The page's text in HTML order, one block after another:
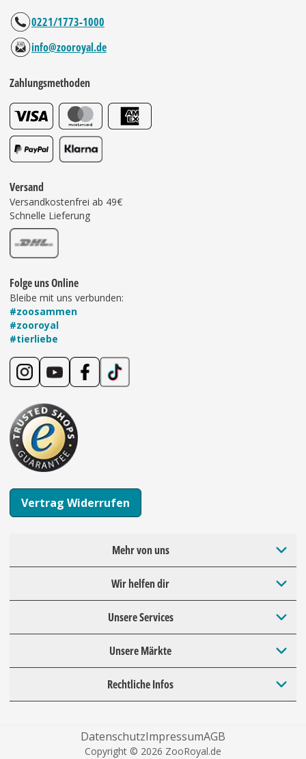
0221/1773-1000
info@zooroyal.de
Zahlungsmethoden
Versand
Versandkostenfrei ab 49€
Schnelle Lieferung
Folge uns Online
Bleibe mit uns verbunden:
#zoosammen
#zooroyal
#tierliebe
Vertrag Widerrufen
Mehr von uns
Wir helfen dir
Unsere Services
Unsere Märkte
Rechtliche Infos
DatenschutzImpressumAGB
Copyright © 2026 ZooRoyal.de